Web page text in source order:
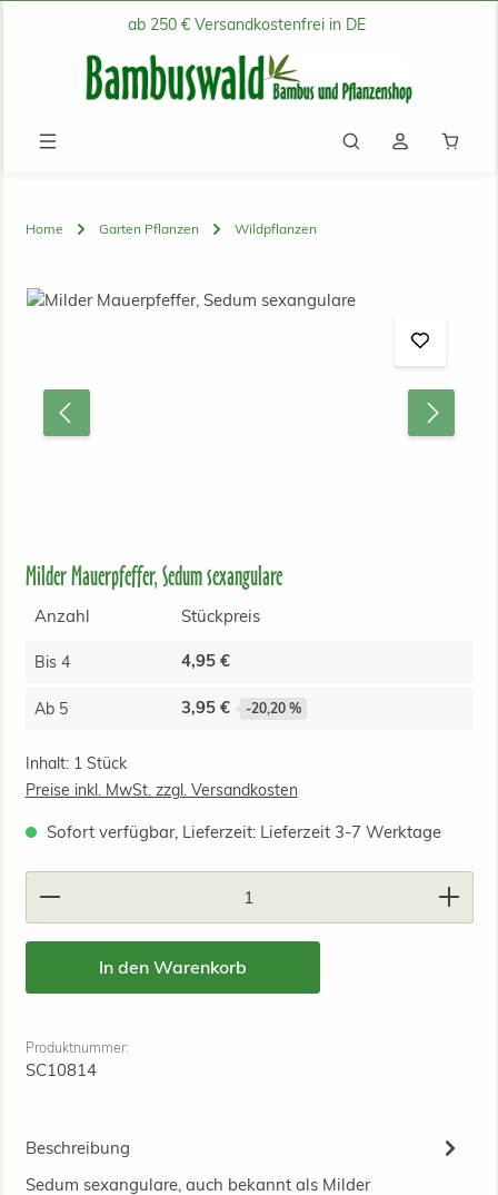
Zum Hauptinhalt springenab 250 € Versandkostenfrei in DE
Home Garten Pflanzen Wildpflanzen
Bildergalerie überspringen
Milder Mauerpfeffer, Sedum sexangulare
Anzahl Stückpreis
Bis 4 4,95 €
Ab 5 3,95 € -20,20 %
Inhalt: 1 Stück
Preise inkl. MwSt. zzgl. Versandkosten
Sofort verfügbar, Lieferzeit: Lieferzeit 3-7 Werktage
Produkt Anzahl: Gib den gewünschten Wert ein
In den Warenkorb
Produktnummer:
SC10814
Beschreibung
Sedum sexangulare, auch bekannt als Milder